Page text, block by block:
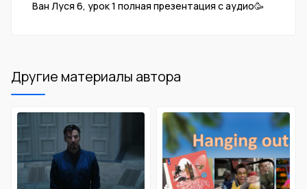
Ван Луся 6, урок 1 полная презентация с аудио🥳
Другие материалы автора